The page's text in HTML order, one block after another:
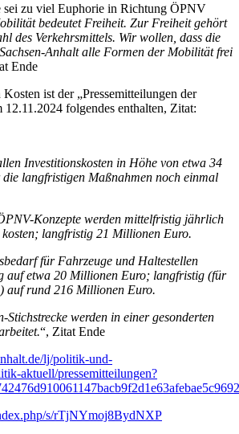
sei zu viel Euphorie in Richtung ÖPNV
bedeutet Freiheit. Zur Freiheit gehört
des Verkehrsmittels. Wir wollen, dass die
Anhalt alle Formen der Mobilität frei
Ende
ist der „Pressemitteilungen der
12.11.2024 folgendes enthalten, Zitat:
Investitionskosten in Höhe von etwa 34
langfristigen Maßnahmen noch einmal
Konzepte werden mittelfristig jährlich
langfristig 21 Millionen Euro.
für Fahrzeuge und Haltestellen
auf etwa 20 Millionen Euro; langfristig (für
auf rund 216 Millionen Euro.
Stichstrecke werden in einer gesonderten
“, Zitat Ende
lj/politik-und-
aktuell/pressemitteilungen?
s/rTjNYmoj8BydNXP